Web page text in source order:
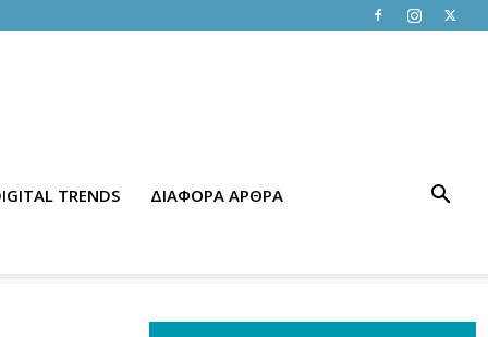
TRENDS ΔΙΑΦΟΡΑ ΑΡΘΡΑ